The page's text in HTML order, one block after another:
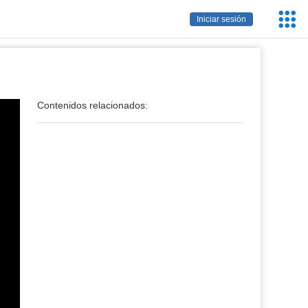
Iniciar sesión
Contenidos relacionados: